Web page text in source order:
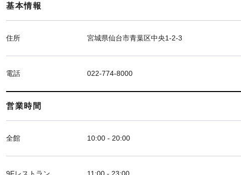
基本情報
住所 宮城県仙台市青葉区中央1-2-3
電話 022-774-8000
営業時間
全館 10:00 - 20:00